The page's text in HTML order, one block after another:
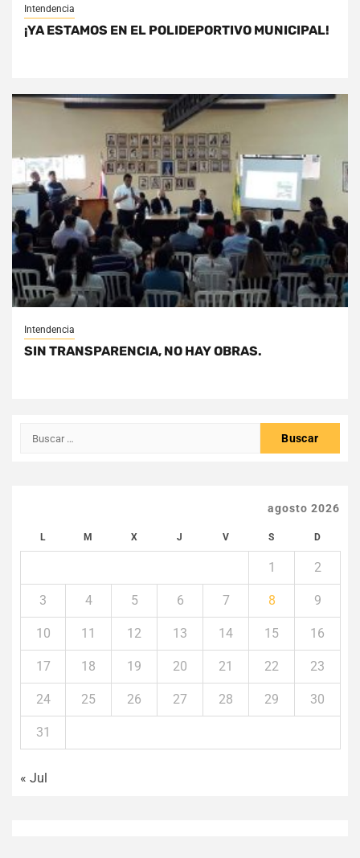
Intendencia
¡YA ESTAMOS EN EL POLIDEPORTIVO MUNICIPAL!
Intendencia
SIN TRANSPARENCIA, NO HAY OBRAS.
Buscar:
agosto 2026
L M X J V S D
1 2
3 4 5 6 7 8 9
10 11 12 13 14 15 16
17 18 19 20 21 22 23
24 25 26 27 28 29 30
31
« Jul